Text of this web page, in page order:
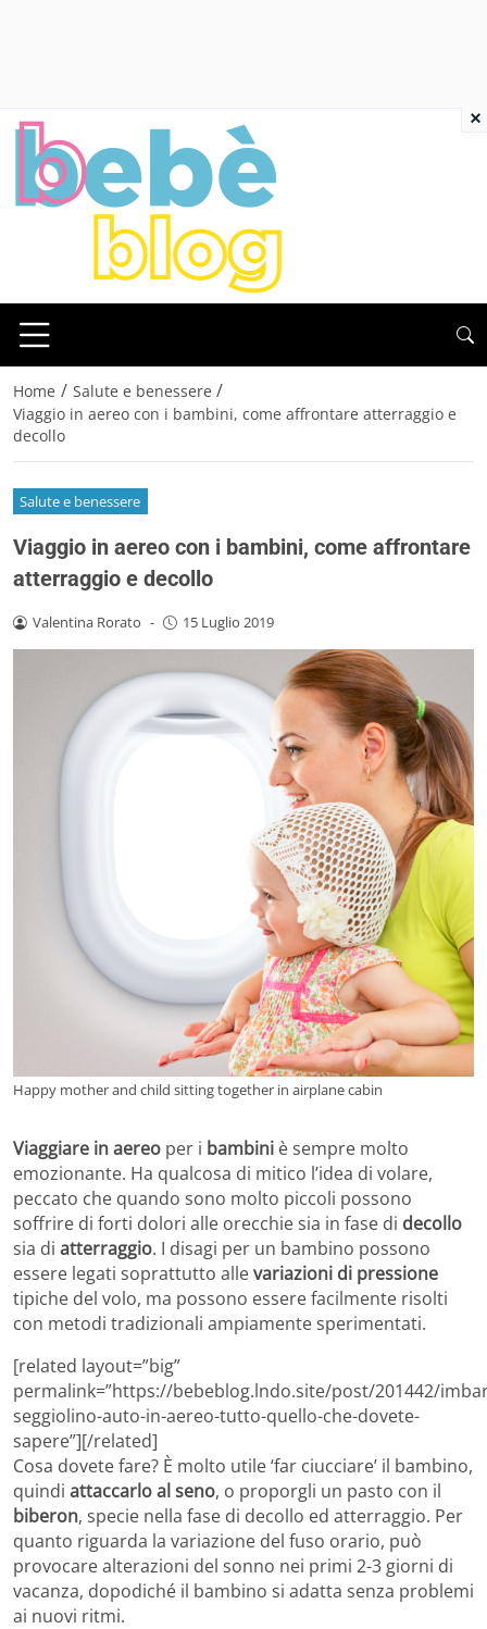
Home / Salute e benessere /
Viaggio in aereo con i bambini, come affrontare atterraggio e
decollo
Salute e benessere
Viaggio in aereo con i bambini, come affrontare
atterraggio e decollo
Valentina Rorato - 15 Luglio 2019
Happy mother and child sitting together in airplane cabin
Viaggiare in aereo per i bambini è sempre molto
emozionante. Ha qualcosa di mitico l’idea di volare,
peccato che quando sono molto piccoli possono
soffrire di forti dolori alle orecchie sia in fase di decollo
sia di atterraggio. I disagi per un bambino possono
essere legati soprattutto allevariazioni di pressione
tipiche del volo, ma possono essere facilmente risolti
con metodi tradizionali ampiamente sperimentati.
[related layout=”big”
permalink=”https://bebeblog.lndo.site/post/201442/
seggiolino-auto-in-aereo-tutto-quello-che-dovete-
sapere”][/related]
Cosa dovete fare? È molto utile ‘far ciucciare’ il bambino,
quindi attaccarlo al seno, o proporgli un pasto con il
biberon, specie nella fase di decollo ed atterraggio. Per
quanto riguarda la variazione del fuso orario, può
provocare alterazioni del sonno nei primi 2-3 giorni di
vacanza, dopodiché il bambino si adatta senza problemi
ai nuovi ritmi.
×